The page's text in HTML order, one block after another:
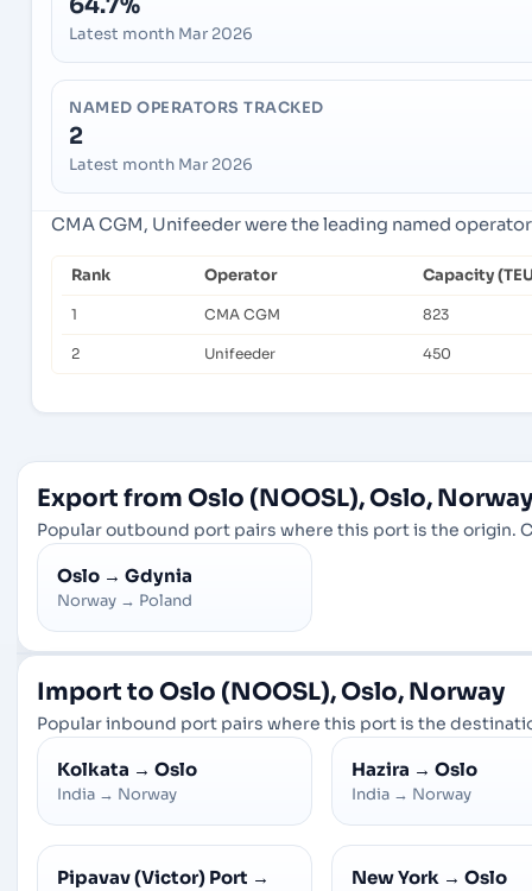
Latest month Mar 2026
NAMED OPERATORS TRACKED
2
Latest month Mar 2026
CMA CGM, Unifeeder were the leading named
Rank Operator Capacity
1 CMA CGM 823
2 Unifeeder 450
Export from Oslo (NOOSL), Oslo, Norway
Popular outbound port pairs where this port is the origin.
Oslo → Gdynia
Norway → Poland
Import to Oslo (NOOSL), Oslo, Norway
Popular inbound port pairs where this port is the
Kolkata → Oslo
India → Norway
Hazira → Oslo
India → Norway
Pipavav (Victor) Port →
New York → Oslo